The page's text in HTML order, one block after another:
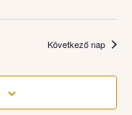
Következő nap